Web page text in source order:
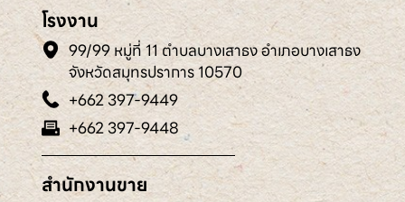
โรงงาน
99/99 หมู่ที่ 11 ตำบลบางเสาธง อำเภอบางเสาธง
จังหวัดสมุทรปราการ 10570
+662 397-9449
+662 397-9448
สำนักงานขาย